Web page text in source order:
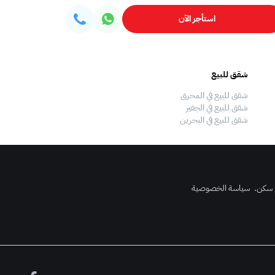
استأجر الآن
شقق للبيع
شقق للبيع في المحرق
شقق للبيع في الجفير
شقق للبيع في البحرين
سكن. سياسة الخصوصية